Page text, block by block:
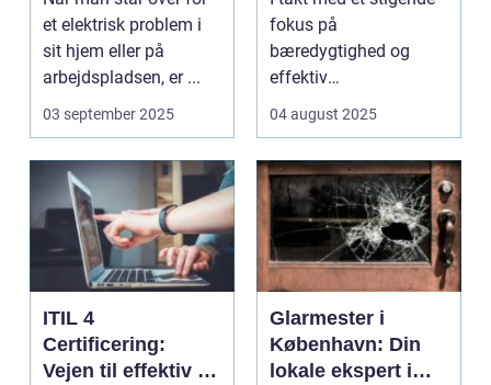
et elektrisk problem i
sit hjem eller på
arbejdspladsen, er ...
03 september 2025
ressourcegenanve
ndelse
fokus på
bæredygtighed og
effektiv
ressourceudnyttelse
bliver spe...
04 august 2025
ITIL 4
Certificering:
Vejen til effektiv IT-
Glarmester i
København: Din
lokale ekspert i